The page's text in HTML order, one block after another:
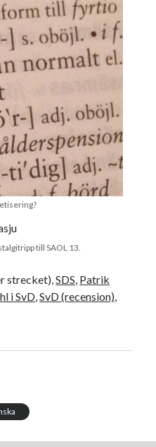
till SAOL 13.
strecket),SDS, Patrik
i SvD,SvD (recension),